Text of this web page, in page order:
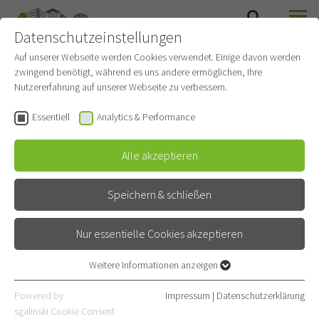
THORAXCHIRURGIE
OP-Abteilung
Der Weg des Patienten durch den OP
playing
YouTube
may
save
personal
Datenschutzeinstellungen
Auf unserer Webseite werden Cookies verwendet. Einige davon werden
zwingend benötigt, während es uns andere ermöglichen, Ihre
Nutzererfahrung auf unserer Webseite zu verbessern.
Essentiell Analytics & Performance
Alle akzeptieren
Speichern & schließen
Nur essentielle Cookies akzeptieren
Essentielle Cookies werden für grundlegende Funktionen der
Webseite benötigt. Dadurch ist gewährleistet, dass die Webseite
Weitere Informationen anzeigen
Powered by
sgalinski Cookie Consent
Impressum | Datenschutzerklärung